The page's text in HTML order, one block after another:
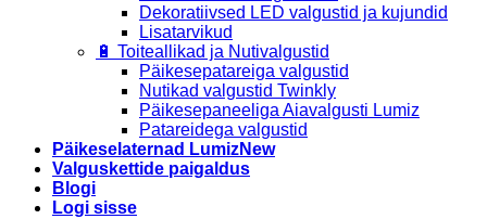
Dekoratiivsed LED valgustid ja kujundid
Lisatarvikud
🔋 Toiteallikad ja Nutivalgustid
Päikesepatareiga valgustid
Nutikad valgustid Twinkly
Päikesepaneeliga Aiavalgusti Lumiz
Patareidega valgustid
Päikeselaternad Lumiz
Valguskettide paigaldus
Blogi
Logi sisse